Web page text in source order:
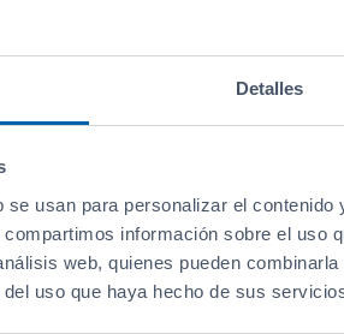
Detalles
usan para personalizar el
información sobre el uso
web, quienes pueden
uso que haya hecho de sus
€
MERCEDES-BENZ CLASE C
C CABRIO 220 D